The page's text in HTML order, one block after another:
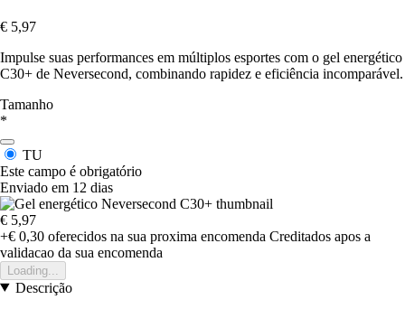
€ 5,97
Impulse suas performances em múltiplos esportes com o gel energético
C30+ de Neversecond, combinando rapidez e eficiência incomparável.
Tamanho
*
TU
Este campo é obrigatório
Enviado em 12 dias
€ 5,97
+€ 0,30 oferecidos na sua proxima encomenda Creditados apos a
validacao da sua encomenda
Loading...
Descrição